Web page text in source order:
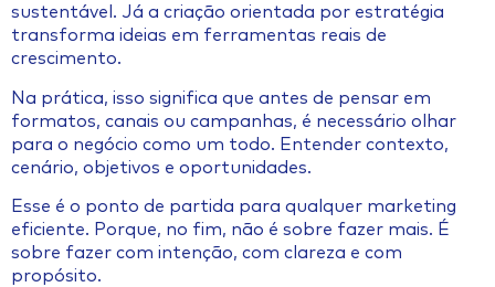
sustentável. Já a criação orientada por estratégia
transforma ideias em ferramentas reais de
crescimento.
Na prática, isso significa que antes de pensar em
formatos, canais ou campanhas, é necessário olhar
para o negócio como um todo. Entender contexto,
cenário, objetivos e oportunidades.
Esse é o ponto de partida para qualquer marketing
eficiente. Porque, no fim, não é sobre fazer mais. É
sobre fazer com intenção, com clareza e com
propósito.